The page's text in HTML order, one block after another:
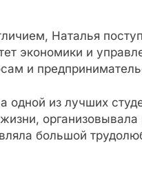
Наталья
экономики и
и
одной из лучших
большой